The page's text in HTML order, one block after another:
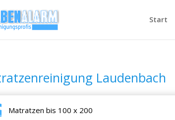
Start
Laudenbach
Matratzen bis 100 x 200